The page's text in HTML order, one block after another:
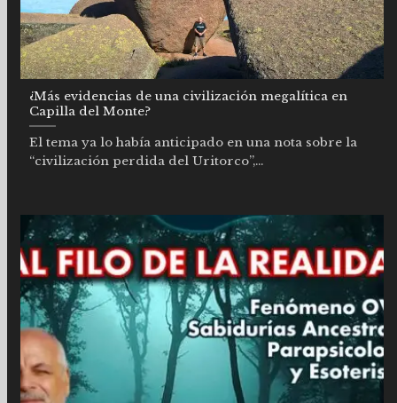
¿Más evidencias de una civilización megalítica en
Capilla del Monte?
El tema ya lo había anticipado en una nota sobre la
“civilización perdida del Uritorco”,...